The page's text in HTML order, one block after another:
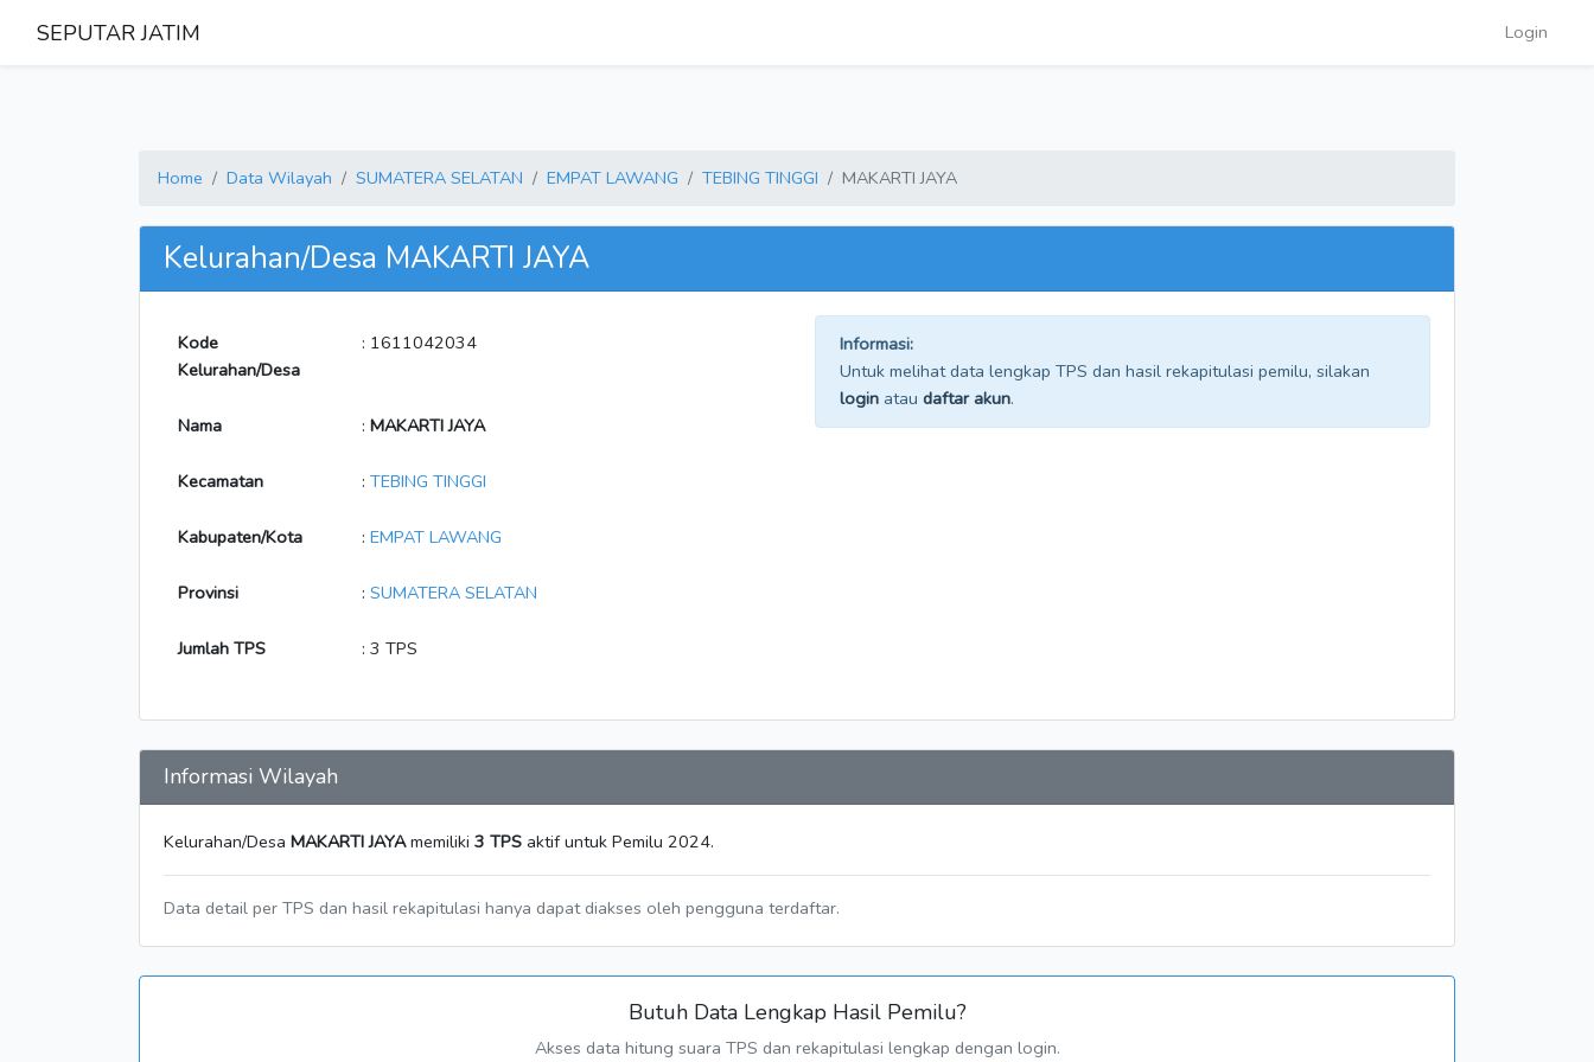
SEPUTAR JATIM Login
Home Data Wilayah SUMATERA SELATAN EMPAT LAWANG TEBING TINGGI MAKARTI JAYA
Kelurahan/Desa MAKARTI JAYA
Kode
Kelurahan/Desa
: 1611042034
Nama : MAKARTI JAYA
Kecamatan : TEBING TINGGI
Kabupaten/Kota : EMPAT LAWANG
Provinsi : SUMATERA SELATAN
Jumlah TPS : 3 TPS
Informasi:
Untuk melihat data lengkap TPS dan hasil rekapitulasi pemilu, silakan
login atau daftar akun.
Informasi Wilayah
Kelurahan/Desa MAKARTI JAYAmemiliki 3 TPS aktif untuk Pemilu 2024.
Data detail per TPS dan hasil rekapitulasi hanya dapat diakses oleh pengguna terdaftar.
Butuh Data Lengkap Hasil Pemilu?
Akses data hitung suara TPS dan rekapitulasi lengkap dengan login.